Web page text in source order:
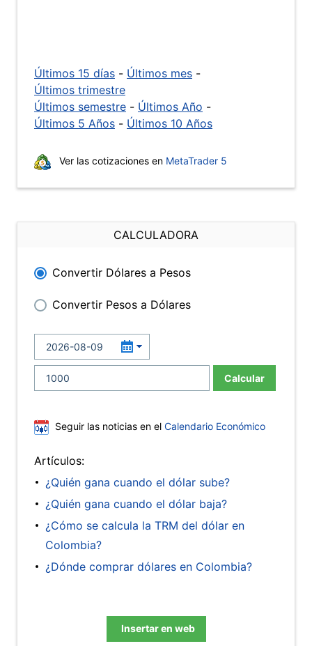
Últimos 15 días - Últimos mes -
Últimos trimestre
Últimos semestre - Últimos Año -
Últimos 5 Años - Últimos 10 Años
Ver las cotizaciones en MetaTrader 5
CALCULADORA
Convertir Dólares a Pesos
Convertir Pesos a Dólares
Calcular
Seguir las noticias en el Calendario Económico
Artículos:
¿Quién gana cuando el dólar sube?
¿Quién gana cuando el dólar baja?
¿Cómo se calcula la TRM del dólar en
Colombia?
¿Dónde comprar dólares en Colombia?
Insertar en web